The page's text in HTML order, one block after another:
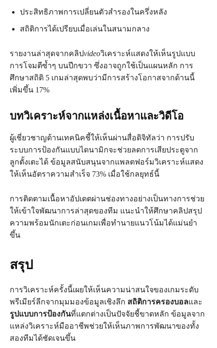
ประสิทธิภาพการเปลี่ยนตัวสำรองในครึ่งหลัง
สถิติการได้เปรียบเมื่อเล่นในสนามกลาง
รายงานล่าสุดจากคลิปvideoวิเคราะห์แสดงให้เห็นรูปแบบ
การโจมตีซ้ำๆ บนปีกขวา ซึ่งอาจถูกใช้เป็นแผนหลัก การ
ศึกษาสถิติ 5 เกมล่าสุดพบว่ามีการสร้างโอกาสจากด้านนี้
เพิ่มขึ้น 17%
บทวิเคราะห์จากแหล่งเนื้อหาและวิดีโอ
ผู้เชี่ยวชาญด้านเทคนิคชี้ให้เห็นผ่านสื่อดิจิทัลว่า การปรับ
ระบบการป้องกันแบบไดนามิกจะช่วยลดการเสียประตูจาก
ลูกตั้งเตะได้ ข้อมูลสนับสนุนจากแพลตฟอร์มวิเคราะห์แสดง
ให้เห็นอัตราความสำเร็จ 73% เมื่อใช้กลยุทธ์นี้
การติดตามเนื้อหาอัปเดตผ่านช่องทางอย่างเป็นทางการช่วย
ให้เข้าใจพัฒนาการล่าสุดของทีม แนะนำให้ศึกษาคลิปสรุป
ความพร้อมนักเตะก่อนเกมเพื่อทำนายแนวโน้มได้แม่นยำ
ขึ้น
สรุป
การวิเคราะห์ครั้งนี้เผยให้เห็นความน่าสนใจของเกมระดับ
พรีเมียร์ลีกจากมุมมองข้อมูลเชิงลึก สถิติการครองบอลและ
รูปแบบการป้องกันที่แตกต่างเป็นปัจจัยชี้ขาดหลัก ข้อมูลจาก
แหล่งวิเคราะห์มืออาชีพช่วยให้เห็นภาพการพัฒนาของทั้ง
สองทีมได้ชัดเจนขึ้น